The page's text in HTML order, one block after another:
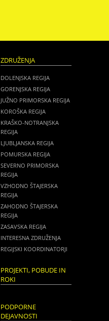
ZDRUŽENJA
DOLENJSKA REGIJA
GORENJSKA REGIJA
JUŽNO PRIMORSKA REGIJA
KOROŠKA REGIJA
KRAŠKO-NOTRANJSKA
REGIJA
LJUBLJANSKA REGIJA
POMURSKA REGIJA
SEVERNO PRIMORSKA
REGIJA
VZHODNO ŠTAJERSKA
REGIJA
ZAHODNO ŠTAJERSKA
REGIJA
ZASAVSKA REGIJA
INTERESNA ZDRUŽENJA
REGIJSKI KOORDINATORJI
PROJEKTI, POBUDE IN
ROKI
PODPORNE
DEJAVNOSTI